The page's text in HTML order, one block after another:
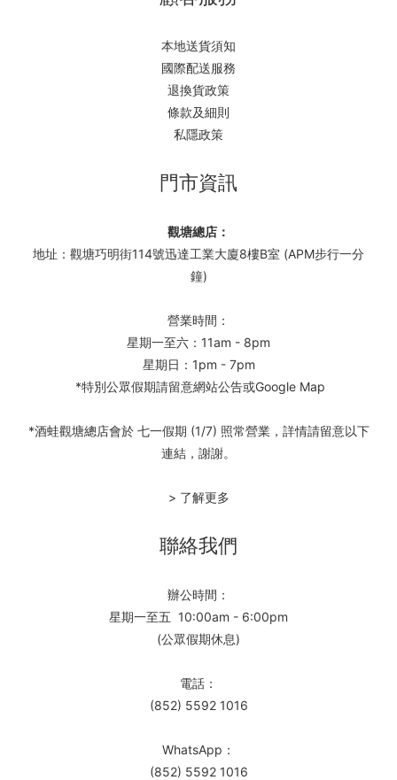
本地送貨須知
國際配送服務
退換貨政策
條款及細則
私隱政策
門市資訊
觀塘總店：
地址：觀塘巧明街114號迅達工業大廈8樓B室 (APM步行一分
鐘)
營業時間：
星期一至六：11am - 8pm
星期日：1pm - 7pm
*特別公眾假期請留意網站公告或Google Map
*酒蛙觀塘總店會於 七一假期 (1/7) 照常營業，詳情請留意以下
連結，謝謝。
> 了解更多
聯絡我們
辦公時間：
星期一至五 10:00am - 6:00pm
(公眾假期休息)
電話：
(852) 5592 1016
WhatsApp：
(852) 5592 1016